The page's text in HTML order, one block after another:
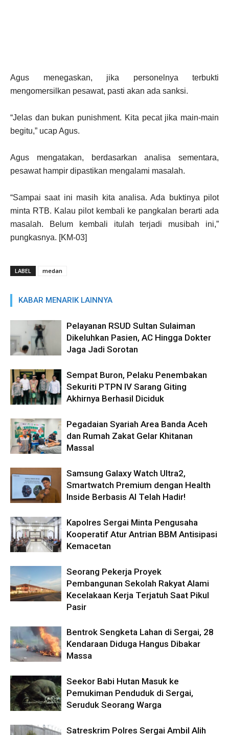
Agus menegaskan, jika personelnya terbukti
mengomersilkan pesawat, pasti akan ada sanksi.
“Jelas dan bukan punishment. Kita pecat jika main-main
begitu,” ucap Agus.
Agus mengatakan, berdasarkan analisa sementara,
pesawat hampir dipastikan mengalami masalah.
“Sampai saat ini masih kita analisa. Ada buktinya pilot
minta RTB. Kalau pilot kembali ke pangkalan berarti ada
masalah. Belum kembali itulah terjadi musibah ini,”
pungkasnya. [KM-03]
LABEL medan
KABAR MENARIK LAINNYA
Pelayanan RSUD Sultan Sulaiman
Dikeluhkan Pasien, AC Hingga Dokter
Jaga Jadi Sorotan
Sempat Buron, Pelaku Penembakan
Sekuriti PTPN IV Sarang Giting
Akhirnya Berhasil Diciduk
Pegadaian Syariah Area Banda Aceh
dan Rumah Zakat Gelar Khitanan
Massal
Samsung Galaxy Watch Ultra2,
Smartwatch Premium dengan Health
Inside Berbasis AI Telah Hadir!
Kapolres Sergai Minta Pengusaha
Kooperatif Atur Antrian BBM Antisipasi
Kemacetan
Seorang Pekerja Proyek
Pembangunan Sekolah Rakyat Alami
Kecelakaan Kerja Terjatuh Saat Pikul
Pasir
Bentrok Sengketa Lahan di Sergai, 28
Kendaraan Diduga Hangus Dibakar
Massa
Seekor Babi Hutan Masuk ke
Pemukiman Penduduk di Sergai,
Seruduk Seorang Warga
Satreskrim Polres Sergai Ambil Alih